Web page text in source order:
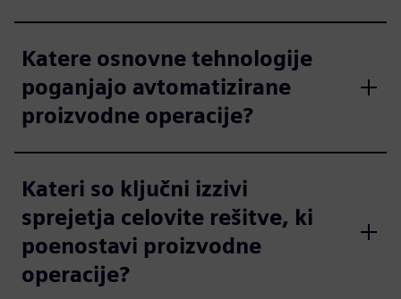
Katere osnovne tehnologije
poganjajo avtomatizirane
proizvodne operacije?
Kateri so ključni izzivi
sprejetja celovite rešitve, ki
poenostavi proizvodne
operacije?